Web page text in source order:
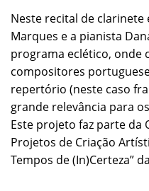
Neste recital de clarinete
Marques e a pianista
programa eclético, onde
compositores
repertório (neste caso
grande relevância para
Este projeto faz parte da
Projetos de Criação
Tempos de (In)Certeza”